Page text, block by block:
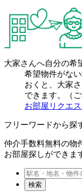
大家さんへ自分の希
希望物件がな
おくと、大家
できます。（
お部屋リクエ
フリーワードから探
仲介手数料無料の物
お部屋探しができま
検索